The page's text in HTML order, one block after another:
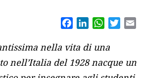
FacebookLinkedIn
nella vita di una
nell’Italia del 1928 nacque un